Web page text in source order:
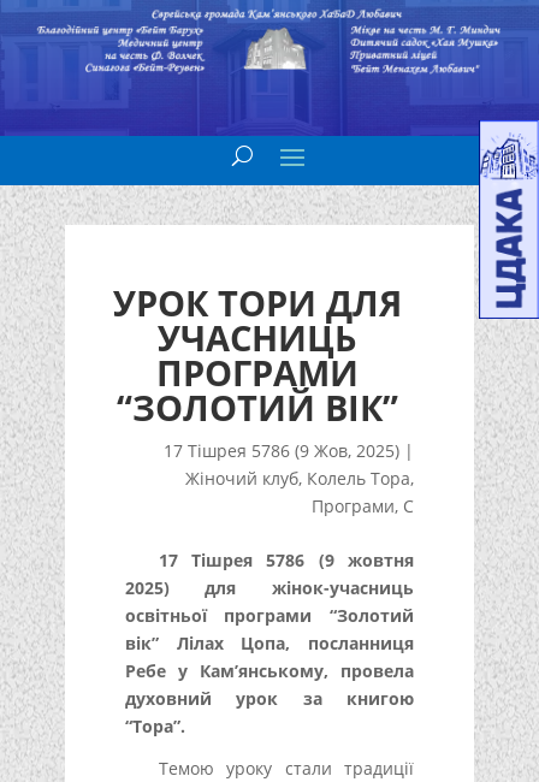
УРОК ТОРИ ДЛЯ
УЧАСНИЦЬ
ПРОГРАМИ
“ЗОЛОТИЙ ВІК”
17 Тішрея 5786 (9 Жов, 2025) |
Жіночий клуб, Колель Тора,
Програми, С
17 Тішрея 5786 (9 жовтня
2025) для жінок-учасниць
освітньої програми “Золотий
вік” Лілах Цопа, посланниця
Ребе у Кам’янському, провела
духовний урок за книгою
“Тора”.
Темою уроку стали традиції